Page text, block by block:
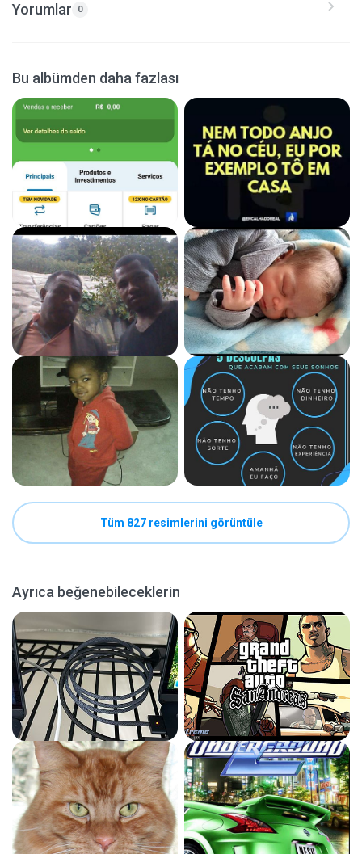
Yorumlar 0
Bu albümden daha fazlası
Tüm 827 resimlerini görüntüle
Ayrıca beğenebileceklerin